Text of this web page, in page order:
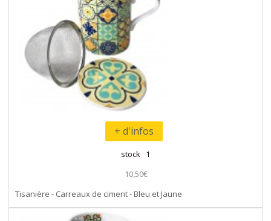
+ d'infos
stock 1
10,50€
Tisanière - Carreaux de ciment - Bleu et Jaune